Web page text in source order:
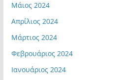
Μάιος 2024
Απρίλιος 2024
Μάρτιος 2024
Φεβρουάριος 2024
Ιανουάριος 2024